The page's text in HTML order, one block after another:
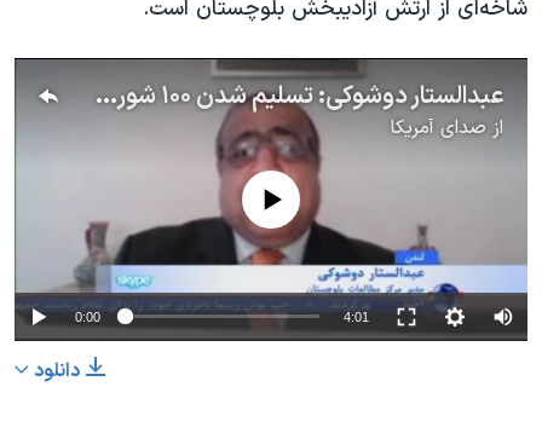
شاخه‌ای از ارتش آزادیبخش بلوچستان است.
عبدالستار دوشوکی: تسلیم شدن ۱۰۰ شورشی تاثیر چندانی در خشونت در بلوچستان پاکستان ندارد
از صدای آمریکا
No media source currently available
0:00 4:01
دانلود